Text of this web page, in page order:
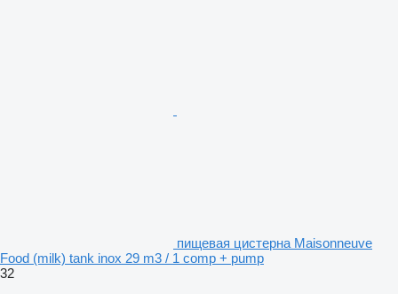
пищевая цистерна Maisonneuve
Food (milk) tank inox 29 m3 / 1 comp + pump
32